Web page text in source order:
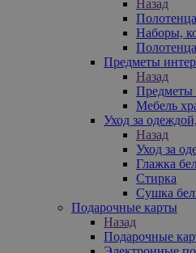
Назад
Полотенца
Наборы,
Полотенца
Предметы
Назад
Предметы
Мебель
Уход за
Назад
Уход за
Глажка
Стирка
Сушка
Подарочные карты
Назад
Подарочные